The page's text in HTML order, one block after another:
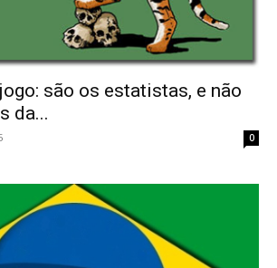
são os estatistas, e não
da...
0